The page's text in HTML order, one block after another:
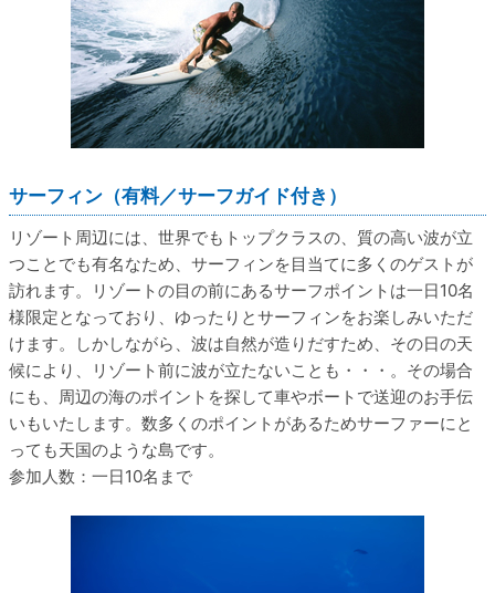
サーフィン（有料／サーフガイド付き）
リゾート周辺には、世界でもトップクラスの、質の高い波が立
つことでも有名なため、サーフィンを目当てに多くのゲストが
訪れます。リゾートの目の前にあるサーフポイントは一日10名
様限定となっており、ゆったりとサーフィンをお楽しみいただ
けます。しかしながら、波は自然が造りだすため、その日の天
候により、リゾート前に波が立たないことも・・・。その場合
にも、周辺の海のポイントを探して車やボートで送迎のお手伝
いもいたします。数多くのポイントがあるためサーファーにと
っても天国のような島です。
参加人数：一日10名まで